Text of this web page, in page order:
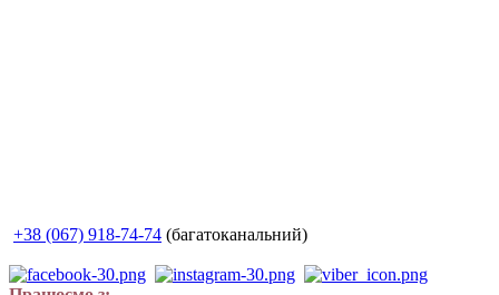
+38 (067) 918-74-74 (багатоканальний)